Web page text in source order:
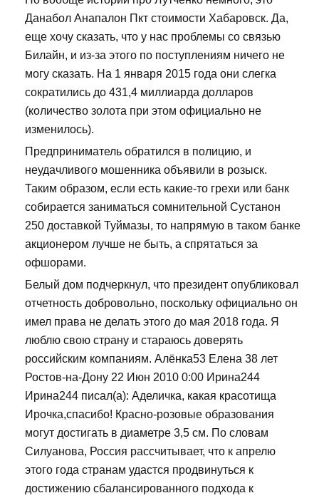
Данабол Анапалон Пкт стоимости Хабаровск. Да,
еще хочу сказать, что у нас проблемы со связью
Билайн, и из-за этого по поступлениям ничего не
могу сказать. На 1 января 2015 года они слегка
сократились до 431,4 миллиарда долларов
(количество золота при этом официально не
изменилось).
Предприниматель обратился в полицию, и
неудачливого мошенника объявили в розыск.
Таким образом, если есть какие-то грехи или банк
собирается заниматься сомнительной Сустанон
250 доставкой Туймазы, то напрямую в таком банке
акционером лучше не быть, а спрятаться за
офшорами.
Белый дом подчеркнул, что президент опубликовал
отчетность добровольно, поскольку официально он
имел права не делать этого до мая 2018 года. Я
люблю свою страну и стараюсь доверять
российским компаниям. Алёнка53 Елена 38 лет
Ростов-на-Дону 22 Июн 2010 0:00 Ирина244
Ирина244 писал(а): Аделичка, какая красотища
Ирочка,спасибо! Красно-розовые образования
могут достигать в диаметре 3,5 см. По словам
Силуанова, Россия рассчитывает, что к апрелю
этого года странам удастся продвинуться к
достижению сбалансированного подхода к